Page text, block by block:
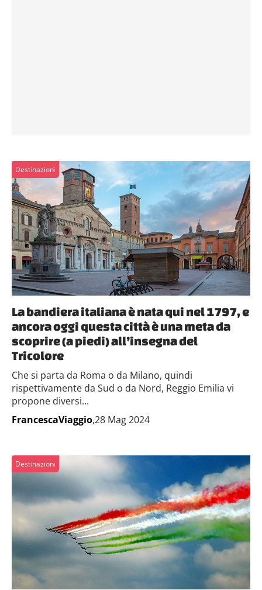
Destinazioni
La bandiera italiana è nata qui nel 1797, e
ancora oggi questa città è una meta da
scoprire (a piedi) all’insegna del
Tricolore
Che si parta da Roma o da Milano, quindi
rispettivamente da Sud o da Nord, Reggio Emilia vi
propone diversi...
FrancescaViaggio,28 Mag 2024
Destinazioni